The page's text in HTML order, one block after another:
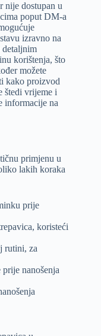
nije dostupan u
poput DM-a
izravno na
detaljnim
korištenja, što
možete
kako proizvod
štedi vrijeme i
informacije na
primjenu u
lakih koraka
prije
koristeći
rutini, za
nanošenja